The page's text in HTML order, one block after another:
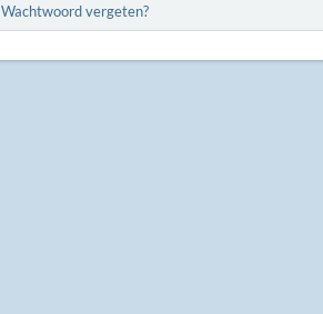
Wachtwoord vergeten?